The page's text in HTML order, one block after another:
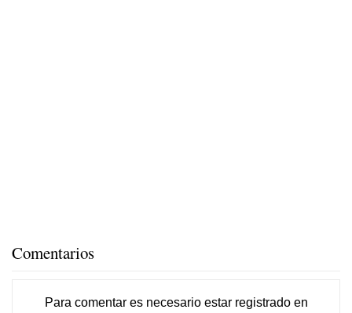
Comentarios
Para comentar es necesario estar registradoen